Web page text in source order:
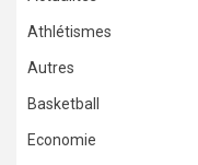
Athlétismes
Autres
Basketball
Economie